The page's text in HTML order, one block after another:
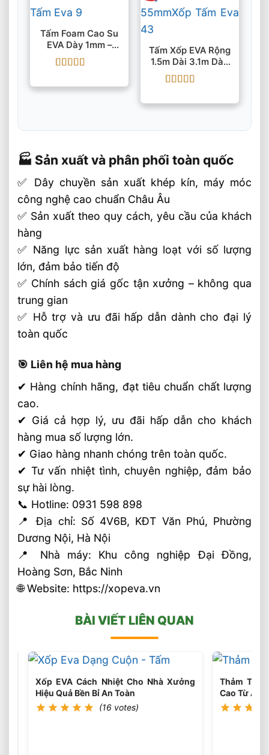
Tấm Foam Cao Su
EVA Dày 1mm –
55mmx1.25mx2.5m
hạng55 sao
Tấm Xốp EVA Rộng
1.5m Dài 3.1m Dày
1mm – 55mm
hạng55 sao
🏭 Sản xuất và phân phối toàn quốc
✅ Dây chuyền sản xuất khép kín, máy móc
công nghệ cao chuẩn Châu Âu
✅ Sản xuất theo quy cách, yêu cầu của khách
hàng
✅ Năng lực sản xuất hàng loạt với số lượng
lớn, đảm bảo tiến độ
✅ Chính sách giá gốc tận xưởng – không qua
trung gian
✅ Hỗ trợ và ưu đãi hấp dẫn dành cho đại lý
toàn quốc
🎯 Liên hệ mua hàng
✔ Hàng chính hãng, đạt tiêu chuẩn chất lượng
cao.
✔ Giá cả hợp lý, ưu đãi hấp dẫn cho khách
hàng mua số lượng lớn.
✔ Giao hàng nhanh chóng trên toàn quốc.
✔ Tư vấn nhiệt tình, chuyên nghiệp, đảm bảo
sự hài lòng.
📞 Hotline: 0931 598 898
📍 Địa chỉ: Số 4V6B, KĐT Văn Phú, Phường
Dương Nội, Hà Nội
📍 Nhà máy: Khu công nghiệp Đại Đồng,
Hoàng Sơn, Bắc Ninh
🌐 Website: https://xopeva.vn
BÀI VIẾT LIÊN QUAN
Xốp EVA Cách Nhiệt Cho Nhà Xưởng
Hiệu Quả Bền Bỉ An Toàn
(16 votes)
Thảm Thể
Cao Từ Âu